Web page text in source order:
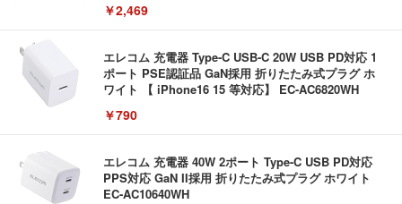
携帯充電器 停電対策 アウトドア/旅行/出張/防災/緊
急用 iOS/Android各種他対応 機内持込可 (高級白い)
￥2,469
エレコム 充電器 Type-C USB-C 20W USB PD対応 1
ポート PSE認証品 GaN採用 折りたたみ式プラグ ホ
ワイト 【 iPhone16 15 等対応】 EC-AC6820WH
￥790
エレコム 充電器 40W 2ポート Type-C USB PD対応
PPS対応 GaN II採用 折りたたみ式プラグ ホワイト
EC-AC10640WH